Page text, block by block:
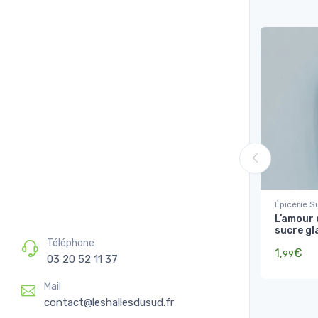
Téléphone
03 20 52 11 37
Mail
contact@leshallesdusud.fr
Épicerie
Sucres,
sucre
1,99€